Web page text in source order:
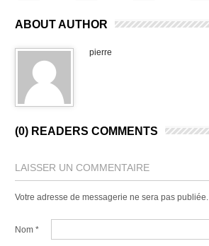
ABOUT AUTHOR
pierre
(0) READERS COMMENTS
LAISSER UN COMMENTAIRE
Votre adresse de messagerie ne sera pas publiée.
Nom *